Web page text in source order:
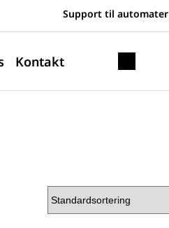
Support til automater
Kontakt